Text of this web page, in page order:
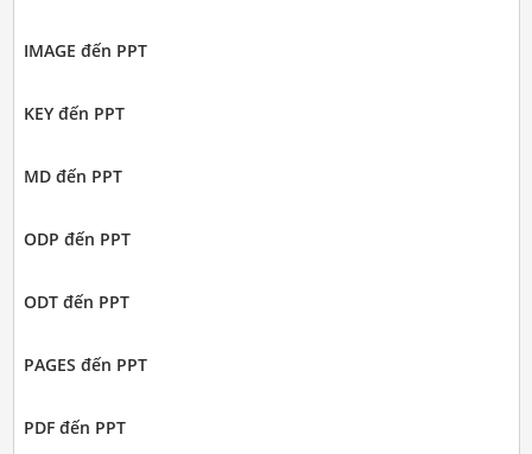
IMAGE đến PPT
KEY đến PPT
MD đến PPT
ODP đến PPT
ODT đến PPT
PAGES đến PPT
PDF đến PPT